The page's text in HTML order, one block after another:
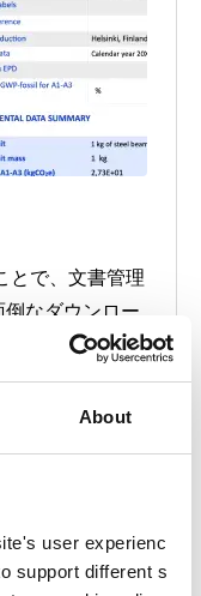
About
user experienc
support different s
とで、文書管理
なダウンロー
放されます。